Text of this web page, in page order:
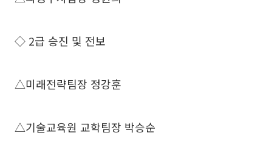
◇ 2급 승진 및 전보
△미래전략팀장 정강훈
△기술교육원 교학팀장 박승순